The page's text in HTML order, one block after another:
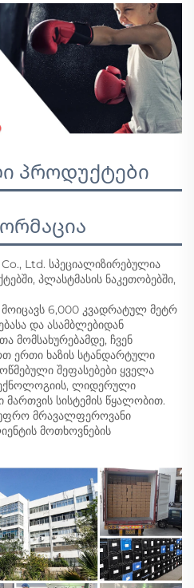
პროდუქტები
Ltd. სპეციალიზირებულია
პლასტმასის ნაკეთობებში,
მოიცავს 6,000 კვადრატულ მეტრ
და ასამბლებიდან
მომსახურებამდე, ჩვენ
ერთი ხაზის სტანდარტული
შეფასებები ყველა
ლიდერული
სისტემის წყალობით.
უფრო მრავალფეროვანი
მოთხოვნების